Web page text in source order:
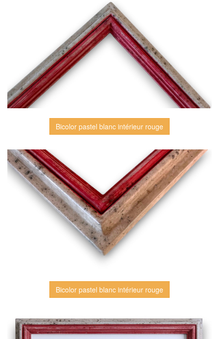
Bicolor pastel blanc intérieur rouge
Bicolor pastel blanc intérieur rouge